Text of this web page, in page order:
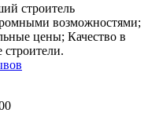
строитель
возможностями;
цены; Качество в